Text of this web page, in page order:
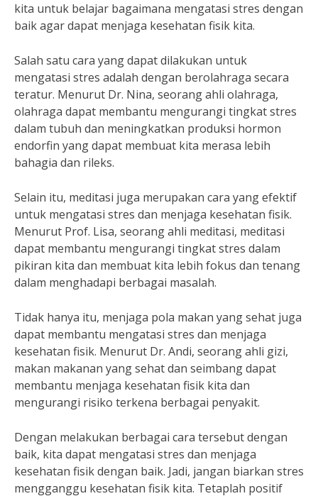
kita untuk belajar bagaimana mengatasi stres dengan
baik agar dapat menjaga kesehatan fisik kita.
Salah satu cara yang dapat dilakukan untuk
mengatasi stres adalah dengan berolahraga secara
teratur. Menurut Dr. Nina, seorang ahli olahraga,
olahraga dapat membantu mengurangi tingkat stres
dalam tubuh dan meningkatkan produksi hormon
endorfin yang dapat membuat kita merasa lebih
bahagia dan rileks.
Selain itu, meditasi juga merupakan cara yang efektif
untuk mengatasi stres dan menjaga kesehatan fisik.
Menurut Prof. Lisa, seorang ahli meditasi, meditasi
dapat membantu mengurangi tingkat stres dalam
pikiran kita dan membuat kita lebih fokus dan tenang
dalam menghadapi berbagai masalah.
Tidak hanya itu, menjaga pola makan yang sehat juga
dapat membantu mengatasi stres dan menjaga
kesehatan fisik. Menurut Dr. Andi, seorang ahli gizi,
makan makanan yang sehat dan seimbang dapat
membantu menjaga kesehatan fisik kita dan
mengurangi risiko terkena berbagai penyakit.
Dengan melakukan berbagai cara tersebut dengan
baik, kita dapat mengatasi stres dan menjaga
kesehatan fisik dengan baik. Jadi, jangan biarkan stres
mengganggu kesehatan fisik kita. Tetaplah positif